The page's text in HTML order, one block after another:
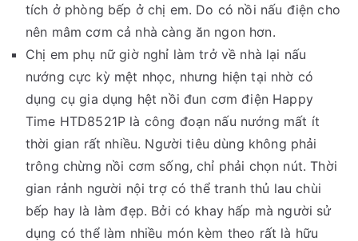
tích ở phòng bếp ở chị em. Do có nồi nấu điện cho
nên mâm cơm cả nhà càng ăn ngon hơn.
Chị em phụ nữ giờ nghỉ làm trở về nhà lại nấu
nướng cực kỳ mệt nhọc, nhưng hiện tại nhờ có
dụng cụ gia dụng hệt nồi đun cơm điện Happy
Time HTD8521P là công đoạn nấu nướng mất ít
thời gian rất nhiều. Người tiêu dùng không phải
trông chừng nồi cơm sống, chỉ phải chọn nút. Thời
gian rảnh người nội trợ có thể tranh thủ lau chùi
bếp hay là làm đẹp. Bởi có khay hấp mà người sử
dụng có thể làm nhiều món kèm theo rất là hữu